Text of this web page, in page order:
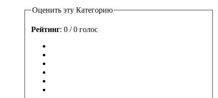
Оценить эту Категорию
Рейтинг: 0 / 0 голос